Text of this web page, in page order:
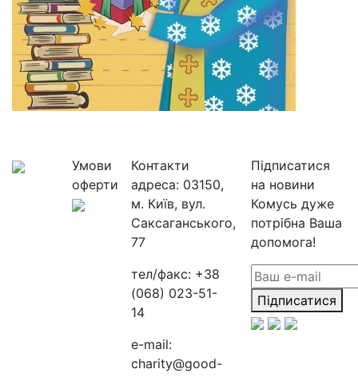
Умови
оферти
Контакти
адреса: 03150,
м. Київ, вул.
Саксаганського,
77
тел/факс: +38
(068) 023-51-
14
e-mail:
charity@good-
Підписатися
на новини
Комусь дуже
потрібна Ваша
допомога!
Підписатися